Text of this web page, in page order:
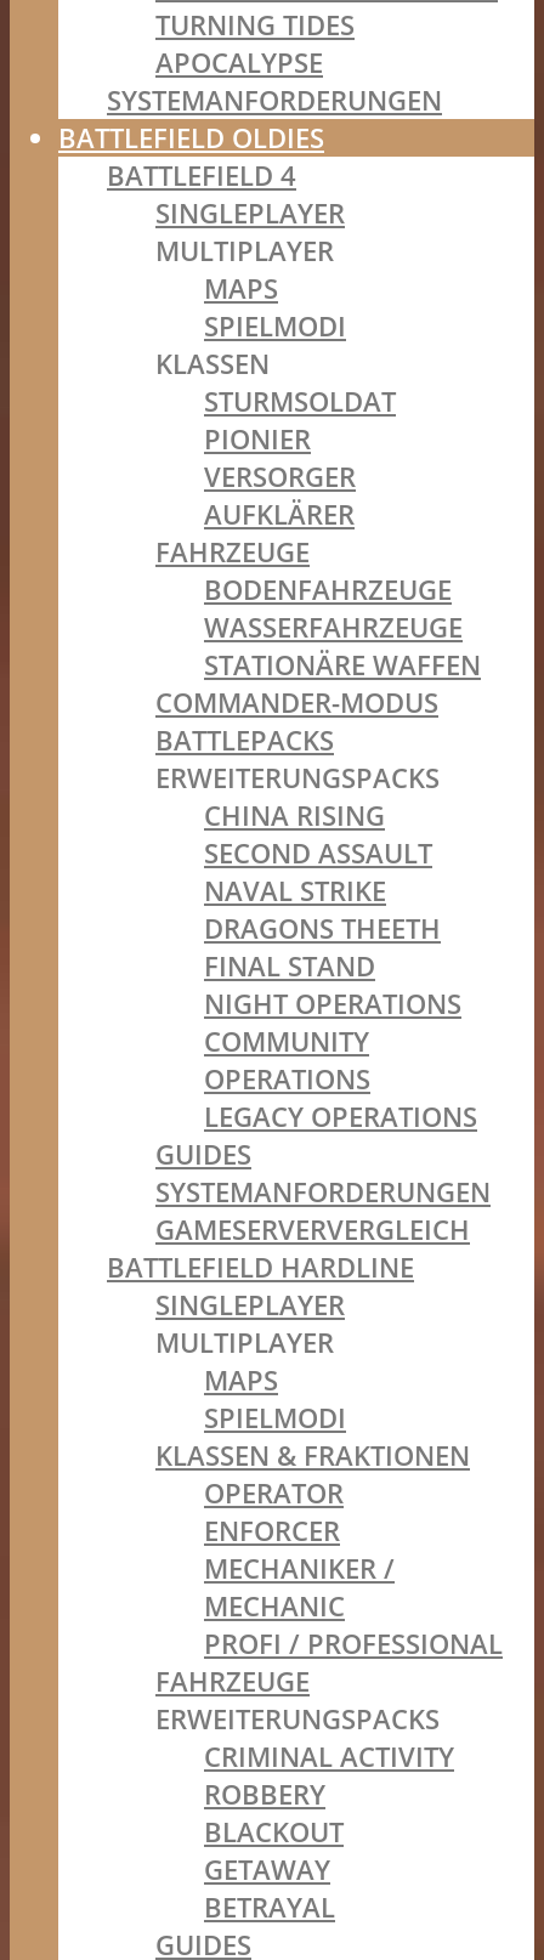
TURNING TIDES
APOCALYPSE
SYSTEMANFORDERUNGEN
BATTLEFIELD OLDIES
BATTLEFIELD 4
SINGLEPLAYER
MULTIPLAYER
MAPS
SPIELMODI
KLASSEN
STURMSOLDAT
PIONIER
VERSORGER
AUFKLÄRER
FAHRZEUGE
BODENFAHRZEUGE
WASSERFAHRZEUGE
STATIONÄRE WAFFEN
COMMANDER-MODUS
BATTLEPACKS
ERWEITERUNGSPACKS
CHINA RISING
SECOND ASSAULT
NAVAL STRIKE
DRAGONS THEETH
FINAL STAND
NIGHT OPERATIONS
COMMUNITY
OPERATIONS
LEGACY OPERATIONS
GUIDES
SYSTEMANFORDERUNGEN
GAMESERVERVERGLEICH
BATTLEFIELD HARDLINE
SINGLEPLAYER
MULTIPLAYER
MAPS
SPIELMODI
KLASSEN & FRAKTIONEN
OPERATOR
ENFORCER
MECHANIKER /
MECHANIC
PROFI / PROFESSIONAL
FAHRZEUGE
ERWEITERUNGSPACKS
CRIMINAL ACTIVITY
ROBBERY
BLACKOUT
GETAWAY
BETRAYAL
GUIDES